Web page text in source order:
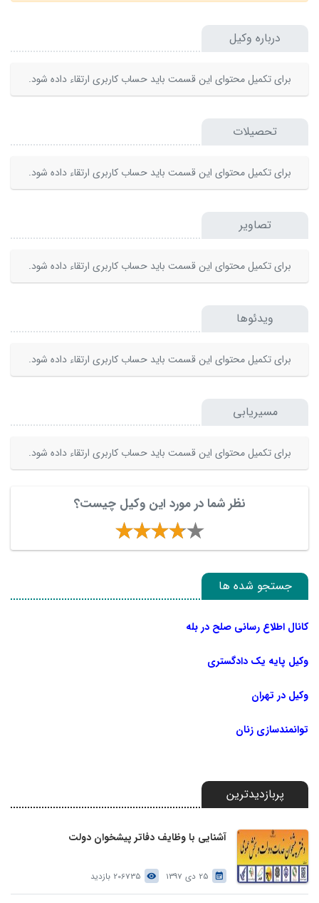
درباره وکیل
برای تکمیل محتوای این قسمت باید حساب کاربری ارتقاء داده شود.
تحصیلات
برای تکمیل محتوای این قسمت باید حساب کاربری ارتقاء داده شود.
تصاویر
برای تکمیل محتوای این قسمت باید حساب کاربری ارتقاء داده شود.
ویدئوها
برای تکمیل محتوای این قسمت باید حساب کاربری ارتقاء داده شود.
مسیریابی
برای تکمیل محتوای این قسمت باید حساب کاربری ارتقاء داده شود.
نظر شما در مورد این وکیل چیست؟
جستجو شده ها
کانال اطلاع رسانی صلح در بله
وکیل پایه یک دادگستری
وکیل در تهران
توانمندسازی زنان
پربازدیدترین
آشنایی با وظایف دفاتر پیشخوان دولت
25 دی 1397 206735 بازدید